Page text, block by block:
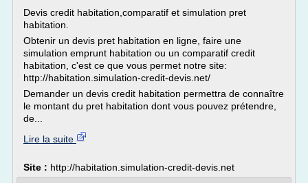
Devis credit habitation,comparatif et simulation pret
habitation.
Obtenir un devis pret habitation en ligne, faire une
simulation emprunt habitation ou un comparatif credit
habitation, c'est ce que vous permet notre site:
http://habitation.simulation-credit-devis.net/
Demander un devis credit habitation permettra de connaître
le montant du pret habitation dont vous pouvez prétendre,
de...
Lire la suite
Site : http://habitation.simulation-credit-devis.net